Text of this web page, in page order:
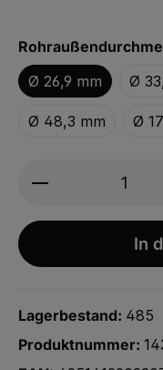
Ø 26,9 mm
Ø
Ø 48,3 mm Ø
Produkt
In
Lagerbestand: 485
Produktnummer: